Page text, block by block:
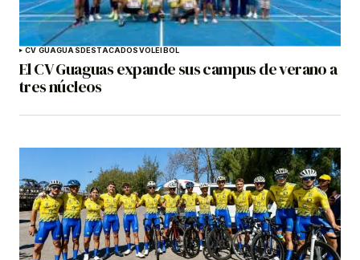
CV GUAGUASDESTACADOSVOLEIBOL
El CV Guaguas expande sus campus de verano a
tres núcleos